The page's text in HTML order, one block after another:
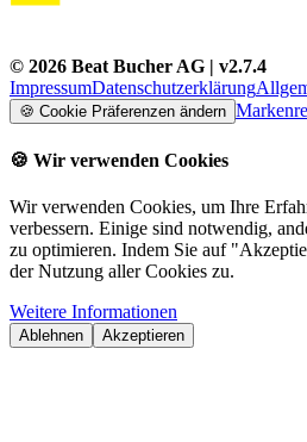
© 2026 Beat Bucher AG | v2.7.4
ImpressumDatenschutzerklärung
🍪 Cookie Präferenzen ändern
🍪 Wir verwenden Cookies
Wir verwenden Cookies, um Ihre
verbessern. Einige sind notwendig,
zu optimieren. Indem Sie auf
der Nutzung aller Cookies zu.
Weitere Informationen
Ablehnen Akzeptieren